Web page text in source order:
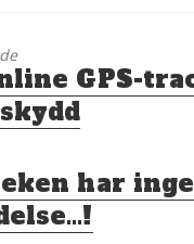
GPS-
har